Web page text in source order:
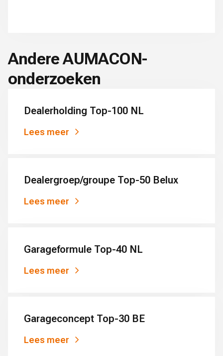
Andere AUMACON-
onderzoeken
Dealerholding Top-100 NL
Lees meer
Dealergroep/groupe Top-50 Belux
Lees meer
Garageformule Top-40 NL
Lees meer
Garageconcept Top-30 BE
Lees meer